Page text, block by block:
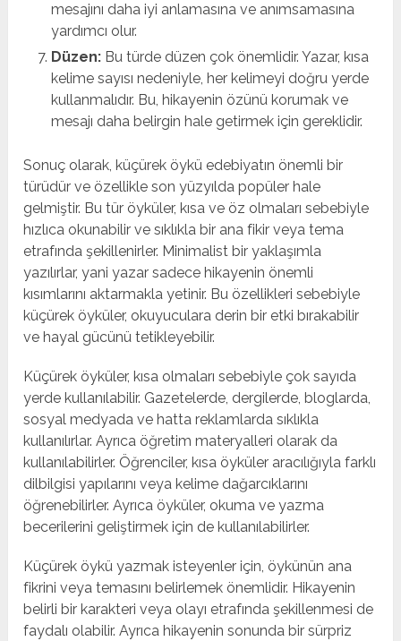
mesajını daha iyi anlamasına ve anımsamasına
yardımcı olur.
Düzen:Bu türde düzen çok önemlidir. Yazar, kısa
kelime sayısı nedeniyle, her kelimeyi doğru yerde
kullanmalıdır. Bu, hikayenin özünü korumak ve
mesajı daha belirgin hale getirmek için gereklidir.
Sonuç olarak, küçürek öykü edebiyatın önemli bir
türüdür ve özellikle son yüzyılda popüler hale
gelmiştir. Bu tür öyküler, kısa ve öz olmaları sebebiyle
hızlıca okunabilir ve sıklıkla bir ana fikir veya tema
etrafında şekillenirler. Minimalist bir yaklaşımla
yazılırlar, yani yazar sadece hikayenin önemli
kısımlarını aktarmakla yetinir. Bu özellikleri sebebiyle
küçürek öyküler, okuyuculara derin bir etki bırakabilir
ve hayal gücünü tetikleyebilir.
Küçürek öyküler, kısa olmaları sebebiyle çok sayıda
yerde kullanılabilir. Gazetelerde, dergilerde, bloglarda,
sosyal medyada ve hatta reklamlarda sıklıkla
kullanılırlar. Ayrıca öğretim materyalleri olarak da
kullanılabilirler. Öğrenciler, kısa öyküler aracılığıyla farklı
dilbilgisi yapılarını veya kelime dağarcıklarını
öğrenebilirler. Ayrıca öyküler, okuma ve yazma
becerilerini geliştirmek için de kullanılabilirler.
Küçürek öykü yazmak isteyenler için, öykünün ana
fikrini veya temasını belirlemek önemlidir. Hikayenin
belirli bir karakteri veya olayı etrafında şekillenmesi de
faydalı olabilir. Ayrıca hikayenin sonunda bir sürpriz